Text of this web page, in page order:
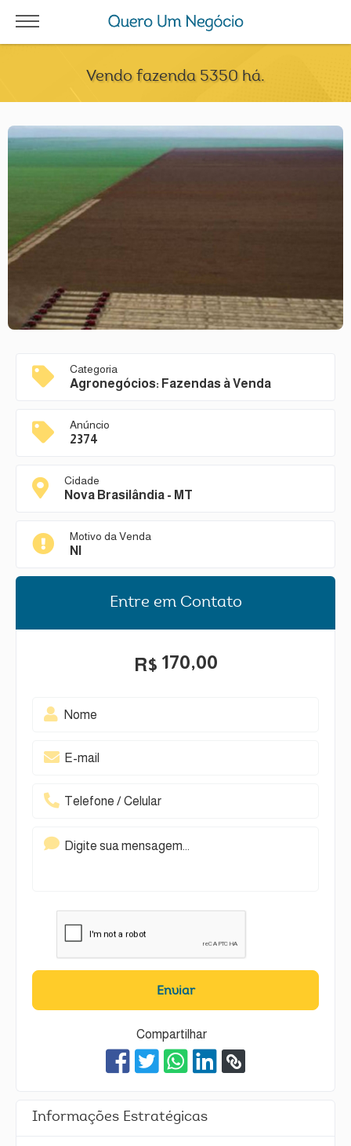
Vendo fazenda 5350 há.
Categoria
Agronegócios: Fazendas à Venda
Anúncio
2374
Cidade
Nova Brasilândia - MT
Motivo da Venda
NI
Entre em Contato
R$ 170,00
Enviar
Compartilhar
Informações Estratégicas